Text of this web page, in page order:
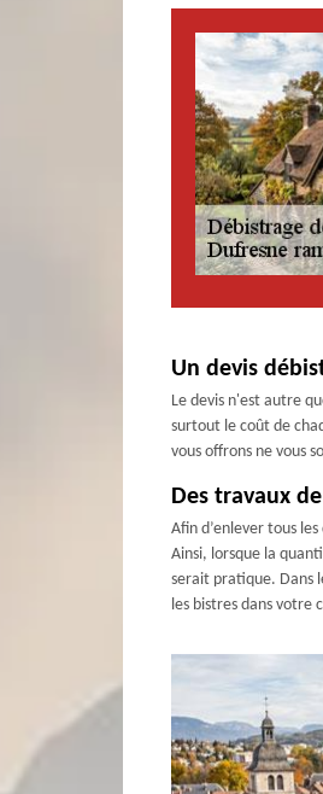
Un devis
Le devis n'est autre
surtout le coût de
vous offrons ne vous
Des travaux
Afin d’enlever tous
Ainsi, lorsque la
serait pratique. Dans
les bistres dans votre